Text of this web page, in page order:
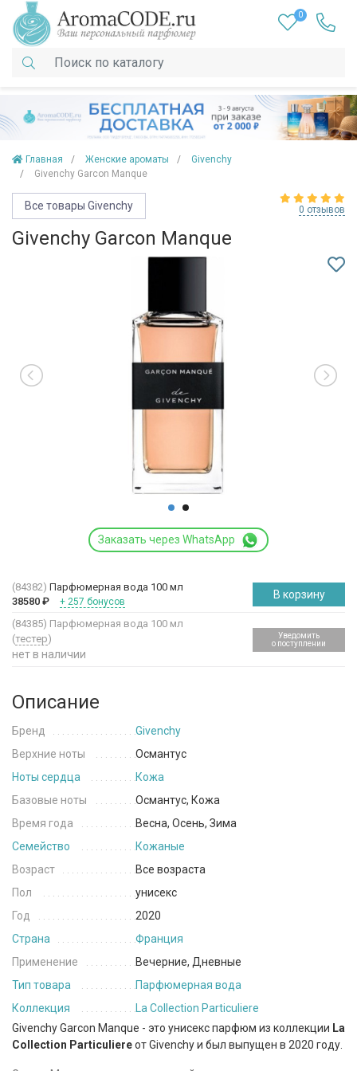
0
Главная Женские ароматы
Givenchy
Givenchy Garcon Manque
Все товары Givenchy 0 отзывов
Givenchy Garcon Manque
Заказать через WhatsApp
(84382) Парфюмерная вода 100 мл
38580 ₽ + 257 бонусов
В корзину
(84385) Парфюмерная вода 100 мл
(тестер)
нет в наличии
Уведомить
о поступлении
Описание
Бренд
Givenchy
Верхние ноты
Османтус
Ноты сердца
Кожа
Базовые ноты
Османтус, Кожа
Время года
Весна, Осень, Зима
Семейство
Кожаные
Возраст
Все возраста
Пол
унисекс
Год
2020
Страна
Франция
Применение
Вечерние, Дневные
Тип товара
Парфюмерная вода
Коллекция
La Collection Particuliere
Givenchy Garcon Manque - это унисекс парфюм из коллекции La
Collection Particuliereот Givenchy и был выпущен в 2020 году.